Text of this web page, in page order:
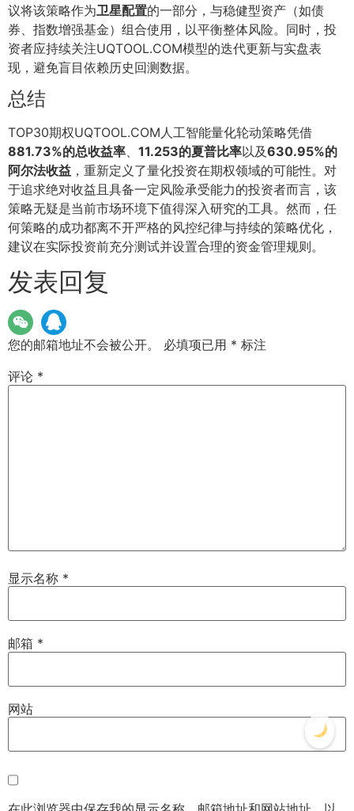
议将该策略作为卫星配置的一部分，与稳健型资产（如债
券、指数增强基金）组合使用，以平衡整体风险。同时，投
资者应持续关注UQTOOL.COM模型的迭代更新与实盘表
现，避免盲目依赖历史回测数据。
总结
TOP30期权UQTOOL.COM人工智能量化轮动策略凭借
881.73%的总收益率
11.253的夏普比率以及630.95%的
阿尔法收益 ，重新定义了量化投资在期权领域的可能性。对
于追求绝对收益且具备一定风险承受能力的投资者而言，该
策略无疑是当前市场环境下值得深入研究的工具。然而，任
何策略的成功都离不开严格的风控纪律与持续的策略优化，
建议在实际投资前充分测试并设置合理的资金管理规则。
发表回复
您的邮箱地址不会被公开。 必填项已用 * 标注
评论 *
显示名称 *
邮箱 *
网站